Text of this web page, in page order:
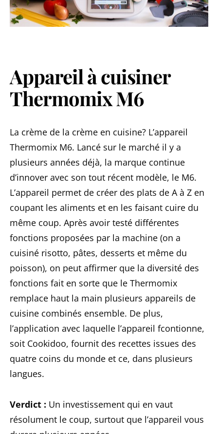
Appareil à cuisiner
Thermomix M6
La crème de la crème en cuisine? L’appareil
Thermomix M6. Lancé sur le marché il y a
plusieurs années déjà, la marque continue
d’innover avec son tout récent modèle, le M6.
L’appareil permet de créer des plats de A à Z en
coupant les aliments et en les faisant cuire du
même coup. Après avoir testé différentes
fonctions proposées par la machine (on a
cuisiné risotto, pâtes, desserts et même du
poisson), on peut affirmer que la diversité des
fonctions fait en sorte que le Thermomix
remplace haut la main plusieurs appareils de
cuisine combinés ensemble. De plus,
l’application avec laquelle l’appareil fcontionne,
soit Cookidoo, fournit des recettes issues des
quatre coins du monde et ce, dans plusieurs
langues.
Verdict : Un investissement qui en vaut
résolument le coup, surtout que l’appareil vous